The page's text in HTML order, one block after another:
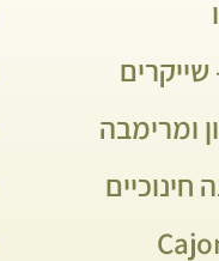
ומרימבה
חינוכיים